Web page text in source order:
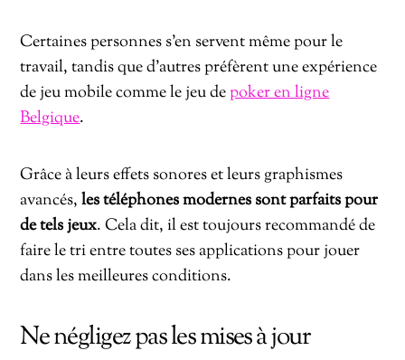
Certaines personnes s’en servent même pour le
travail, tandis que d’autres préfèrent une expérience
de jeu mobile comme le jeu de poker en ligne
Belgique.
Grâce à leurs effets sonores et leurs graphismes
avancés,les téléphones modernes sont parfaits pour
de tels jeux. Cela dit, il est toujours recommandé de
faire le tri entre toutes ses applications pour jouer
dans les meilleures conditions.
Ne négligez pas les mises à jour